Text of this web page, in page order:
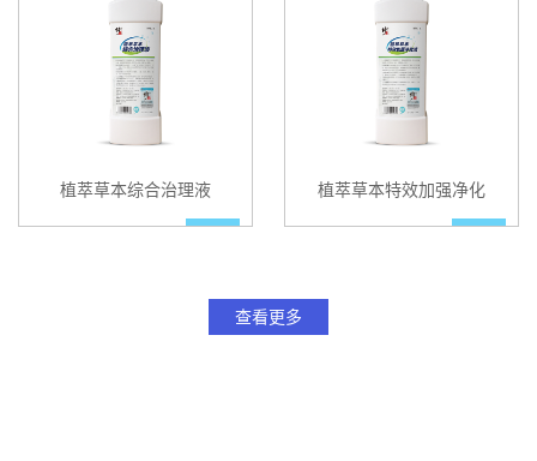
植萃草本综合治理液 植萃草本特效加强净化
查看更多